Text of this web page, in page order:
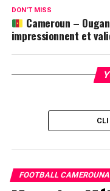
DON'T MISS
Cameroun –
impressionnent et
FOOTBALL